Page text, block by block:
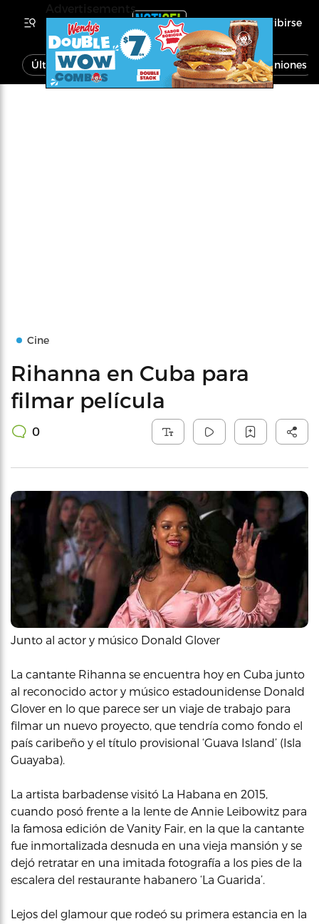
Inscribirse
Última Hora Noticias Economía Opiniones
Cine
Rihanna en Cuba para
filmar película
0
Junto al actor y músico Donald Glover
La cantante Rihanna se encuentra hoy en Cuba junto
al reconocido actor y músico estadounidense Donald
Glover en lo que parece ser un viaje de trabajo para
filmar un nuevo proyecto, que tendría como fondo el
país caribeño y el título provisional ‘Guava Island’ (Isla
Guayaba).
La artista barbadense visitó La Habana en 2015,
cuando posó frente a la lente de Annie Leibowitz para
la famosa edición de Vanity Fair, en la que la cantante
fue inmortalizada desnuda en una vieja mansión y se
dejó retratar en una imitada fotografía a los pies de la
escalera del restaurante habanero ‘La Guarida’.
Lejos del glamour que rodeó su primera estancia en la
Advertisements